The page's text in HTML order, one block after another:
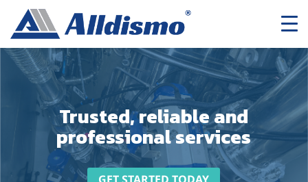
Trusted, reliable and
professional services